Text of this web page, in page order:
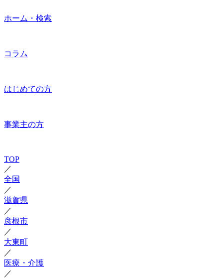
ホーム・検索
コラム
はじめての方
事業主の方
TOP
／
全国
／
滋賀県
／
彦根市
／
大東町
／
医療・介護
／